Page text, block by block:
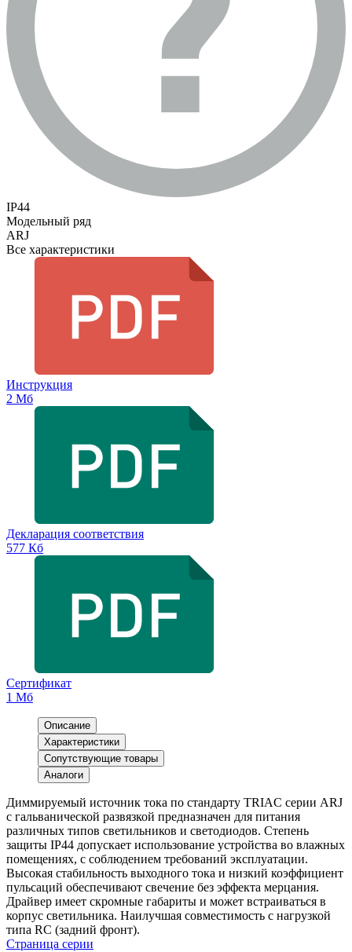
IP44
Модельный ряд
ARJ
Все характеристики
Инструкция
2 Мб
Декларация соответствия
577 Кб
Сертификат
1 Мб
Описание
Характеристики
Сопутствующие товары
Аналоги
Диммируемый источник тока по стандарту TRIAC серии ARJ
с гальванической развязкой предназначен для питания
различных типов светильников и светодиодов. Степень
защиты IP44 допускает использование устройства во влажных
помещениях, с соблюдением требований эксплуатации.
Высокая стабильность выходного тока и низкий коэффициент
пульсаций обеспечивают свечение без эффекта мерцания.
Драйвер имеет скромные габариты и может встраиваться в
корпус светильника. Наилучшая совместимость с нагрузкой
типа RC (задний фронт).
Страница серии